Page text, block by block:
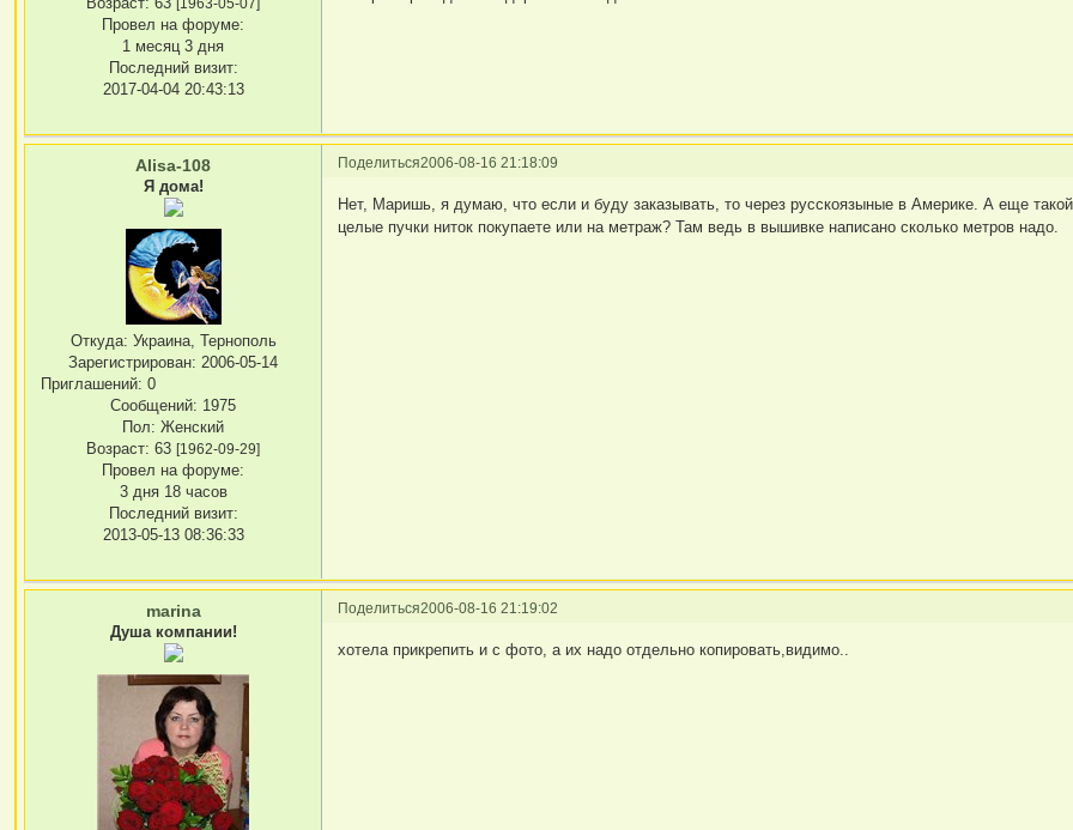
[1963-05-07]
Провел на форуме:
1 месяц 3 дня
Последний визит:
2017-04-04 20:43:13
Поделиться2006-08-16 21:18:09
Alisa-108
Я дома!
Откуда: Украина, Тернополь
Зарегистрирован: 2006-05-14
Приглашений: 0
Сообщений: 1975
Пол: Женский
Возраст: 63[1962-09-29]
Провел на форуме:
3 дня 18 часов
Последний визит:
2013-05-13 08:36:33
Нет, Маришь, я думаю, что если и буду заказывать, то через русскоязыные в Америке. А еще
целые пучки ниток покупаете или на метраж? Там ведь в вышивке написано сколько метров надо.
Поделиться2006-08-16 21:19:02
marina
Душа компании!
хотела прикрепить и с фото, а их надо отдельно копировать,видимо..